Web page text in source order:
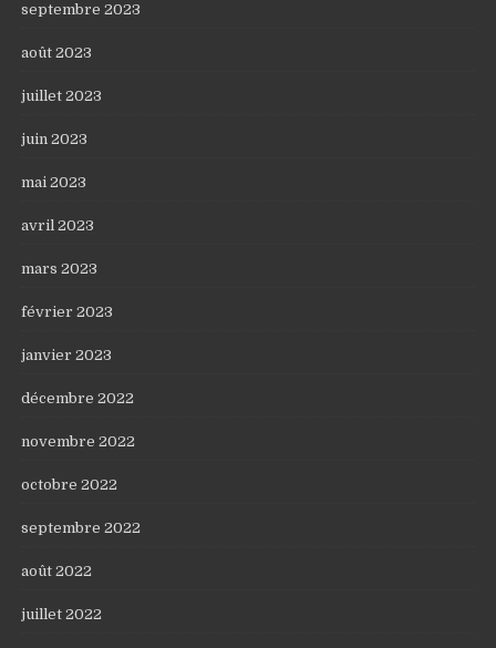
septembre 2023
août 2023
juillet 2023
juin 2023
mai 2023
avril 2023
mars 2023
février 2023
janvier 2023
décembre 2022
novembre 2022
octobre 2022
septembre 2022
août 2022
juillet 2022